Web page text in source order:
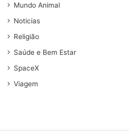
Mundo Animal
Noticias
Religião
Saúde e Bem Estar
SpaceX
Viagem